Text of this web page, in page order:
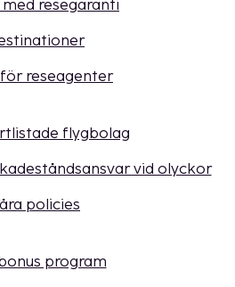
resegaranti
reseagenter
flygbolag
vid olyckor
policies
program